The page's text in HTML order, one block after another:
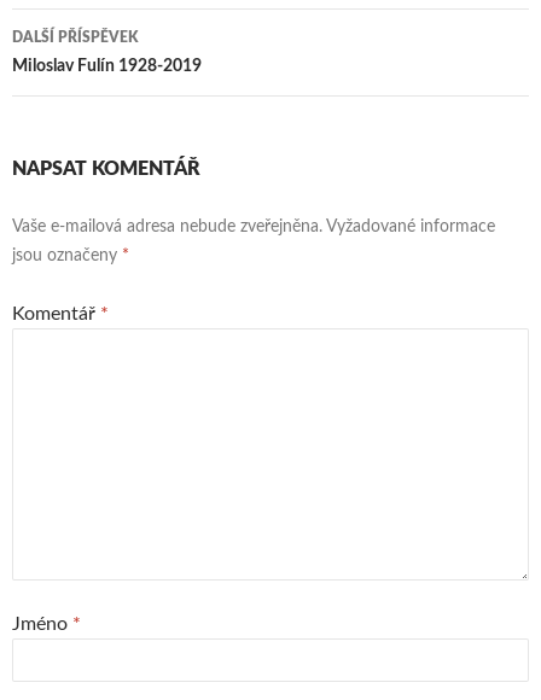
příspěvky
DALŠÍ PŘÍSPĚVEK
Miloslav Fulín 1928-2019
NAPSAT KOMENTÁŘ
Vaše e-mailová adresa nebude zveřejněna. Vyžadované informace
jsou označeny *
Komentář *
Jméno *